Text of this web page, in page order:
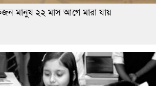
মানুষ ২২ মাস আগে মারা যায়